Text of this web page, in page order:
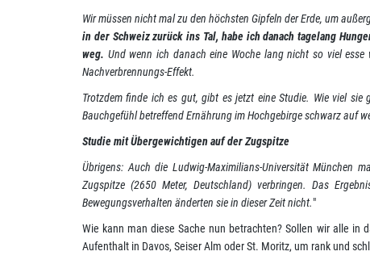
Wir müssen nicht mal zu den höchsten Gipfeln der Erde, um
in der Schweiz zurück ins Tal, habe ich danach tagelang
weg. Und wenn ich danach eine Woche lang nicht so viel
Nachverbrennungs-Effekt.
Trotzdem finde ich es gut, gibt es jetzt eine Studie. Wie viel
Bauchgefühl betreffend Ernährung im Hochgebirge schwarz auf
Studie mit Übergewichtigen auf der Zugspitze
Übrigens: Auch die Ludwig-Maximilians-Universität München
Zugspitze (2650 Meter, Deutschland) verbringen. Das
Bewegungsverhalten änderten sie in dieser Zeit nicht."
Wie kann man diese Sache nun betrachten? Sollen wir alle
Aufenthalt in Davos, Seiser Alm oder St. Moritz, um rank und